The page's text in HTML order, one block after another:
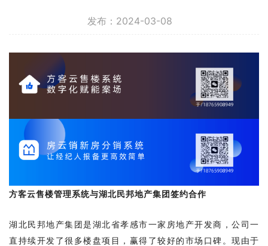
发布：2024-03-08
方客云售楼管理系统与湖北民邦地产集团签约合作
湖北民邦地产集团是湖北省孝感市一家房地产开发商，公司一
直持续开发了很多楼盘项目，赢得了较好的市场口碑。现由于